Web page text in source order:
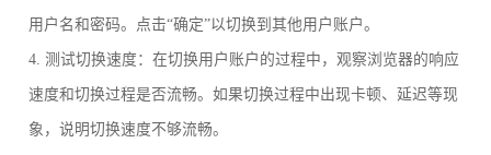
用户名和密码。点击“确定”以切换到其他用户账户。
4. 测试切换速度：在切换用户账户的过程中，观察浏览器的响应
速度和切换过程是否流畅。如果切换过程中出现卡顿、延迟等现
象，说明切换速度不够流畅。